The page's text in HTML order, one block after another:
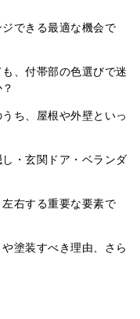
できる最適な機会で
、付帯部の色選びで迷
ち、屋根や外壁といっ
・玄関ドア・ベランダ
右する重要な要素で
塗装すべき理由、さら